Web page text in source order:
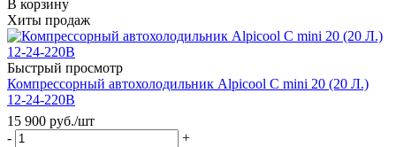
В корзину
Хиты продаж
Быстрый просмотр
Компрессорный автохолодильник Alpicool C mini 20 (20 Л.)
12-24-220В
15 900 руб./шт
-
+